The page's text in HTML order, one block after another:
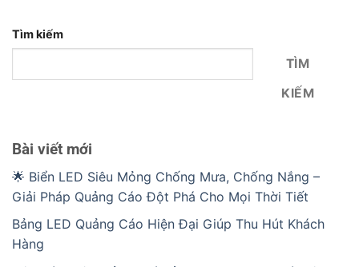
Tìm kiếm
TÌM
KIẾM
Bài viết mới
🌟 Biển LED Siêu Mỏng Chống Mưa, Chống Nắng –
Giải Pháp Quảng Cáo Đột Phá Cho Mọi Thời Tiết
Bảng LED Quảng Cáo Hiện Đại Giúp Thu Hút Khách
Hàng